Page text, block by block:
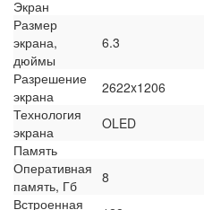
Экран
Размер
экрана,
дюймы
6.3
Разрешение
экрана
2622x1206
Технология
экрана
OLED
Память
Оперативная
память, Гб
8
Встроенная